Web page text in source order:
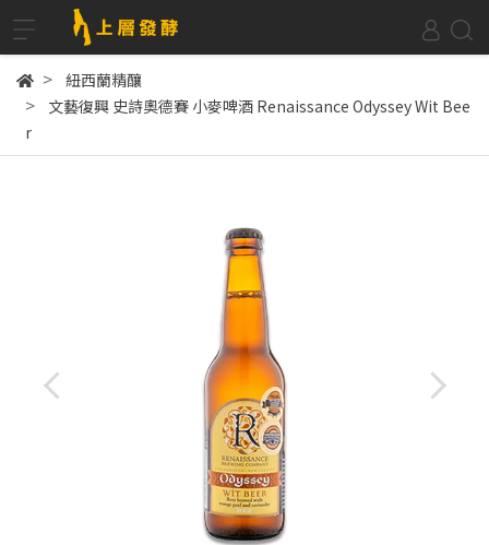
紐西蘭精釀
文藝復興 史詩奧德賽 小麥啤酒 Renaissance Odyssey Wit Bee
r